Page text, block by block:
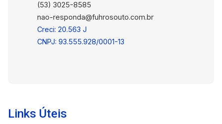
(53) 3025-8585
nao-responda@fuhrosouto.com.br
Creci: 20.563 J
CNPJ: 93.555.928/0001-13
Links Úteis